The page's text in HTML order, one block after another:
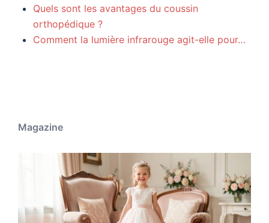
Quels sont les avantages du coussin
orthopédique ?
Comment la lumière infrarouge agit-elle pour…
Magazine